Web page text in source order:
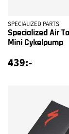
SPECIALIZED PARTS
Specialized Air
Mini Cykelpump
439:-